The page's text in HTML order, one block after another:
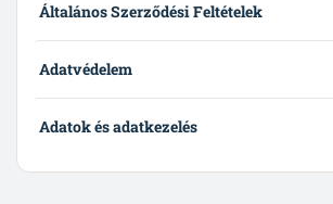
Általános Szerződési Feltételek
Adatvédelem
Adatok és adatkezelés